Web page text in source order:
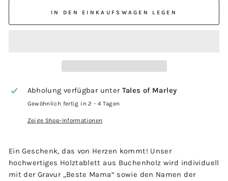
IN DEN EINKAUFSWAGEN LEGEN
Abholung verfügbar unter Tales of Marley
Gewöhnlich fertig in 2 - 4 Tagen
Zeige Shop-Informationen
Ein Geschenk, das von Herzen kommt! Unser
hochwertiges Holztablett aus Buchenholz wird individuell
mit der Gravur „Beste Mama“ sowie den Namen der